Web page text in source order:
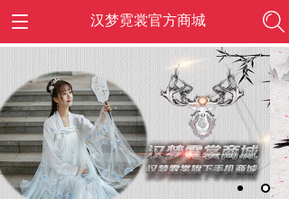
汉梦霓裳官方商城